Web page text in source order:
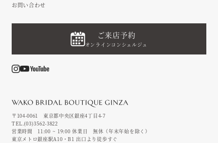
お問い合わせ
ご来店予約
オンラインコンシェルジュ
〒104-0061 東京都中央区銀座4丁目4-7
TEL.(03)3562-3822
営業時間 11:00 ~ 19:00休業日 無休（年末年始を除く）
東京メトロ銀座駅A10・B1 出口より徒歩すぐ